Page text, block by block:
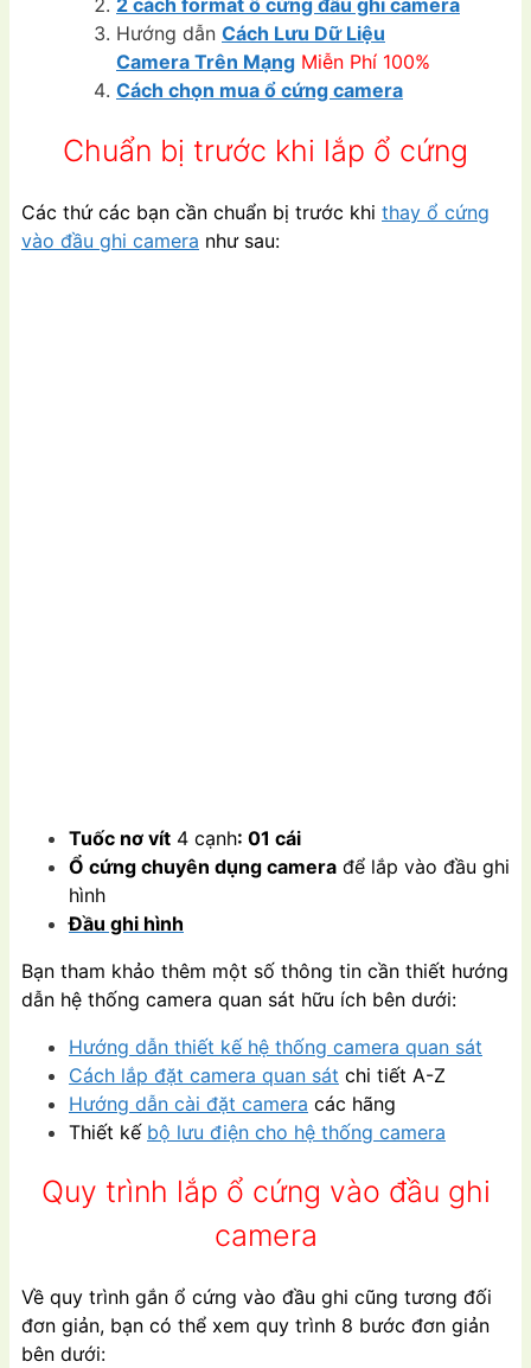
2 cách format ổ cứng đầu ghi camera
Hướng dẫn Cách Lưu Dữ Liệu
Camera Trên Mạng Miễn Phí 100%
Cách chọn mua ổ cứng camera
Chuẩn bị trước khi lắp ổ cứng
Các thứ các bạn cần chuẩn bị trước khi thay ổ cứng
vào đầu ghi camera như sau:
Tuốc nơ vít 4 cạnh: 01 cái
Ổ cứng chuyên dụng camera để lắp vào đầu ghi
hình
Đầu ghi hình
Bạn tham khảo thêm một số thông tin cần thiết hướng
dẫn hệ thống camera quan sát hữu ích bên dưới:
Hướng dẫn thiết kế hệ thống camera quan sát
Cách lắp đặt camera quan sát chi tiết A-Z
Hướng dẫn cài đặt camera các hãng
Thiết kế bộ lưu điện cho hệ thống camera
Quy trình lắp ổ cứng vào đầu ghi
camera
Về quy trình gắn ổ cứng vào đầu ghi cũng tương đối
đơn giản, bạn có thể xem quy trình 8 bước đơn giản
bên dưới: